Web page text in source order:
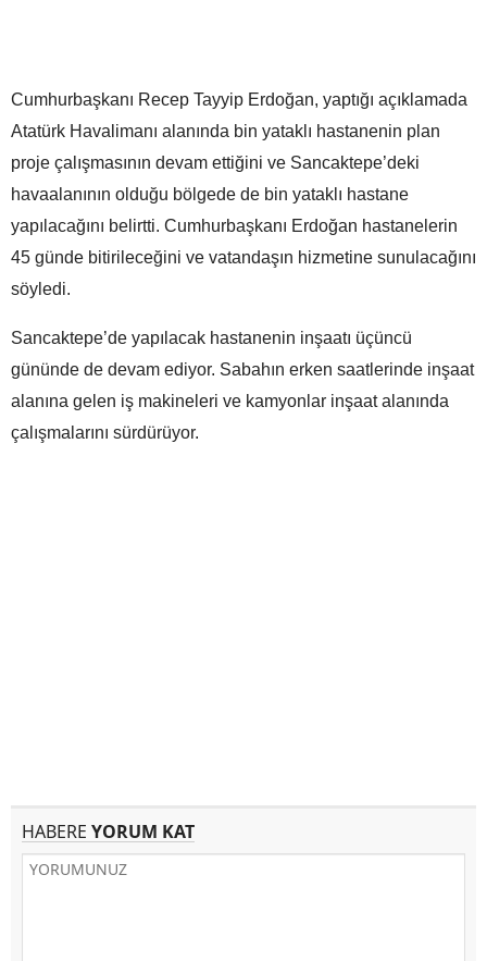
Cumhurbaşkanı Recep Tayyip Erdoğan, yaptığı açıklamada
Atatürk Havalimanı alanında bin yataklı hastanenin plan
proje çalışmasının devam ettiğini ve Sancaktepe’deki
havaalanının olduğu bölgede de bin yataklı hastane
yapılacağını belirtti. Cumhurbaşkanı Erdoğan hastanelerin
45 günde bitirileceğini ve vatandaşın hizmetine sunulacağını
söyledi.
Sancaktepe’de yapılacak hastanenin inşaatı üçüncü
gününde de devam ediyor. Sabahın erken saatlerinde inşaat
alanına gelen iş makineleri ve kamyonlar inşaat alanında
çalışmalarını sürdürüyor.
HABERE YORUM KAT